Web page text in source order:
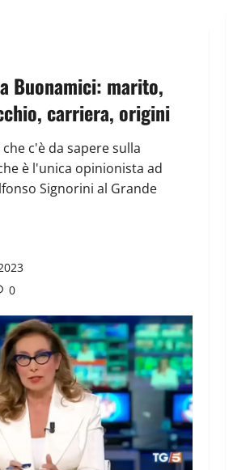
Buonamici: marito,
carriera, origini
c'è da sapere sulla
è l'unica opinionista ad
Signorini al Grande
0